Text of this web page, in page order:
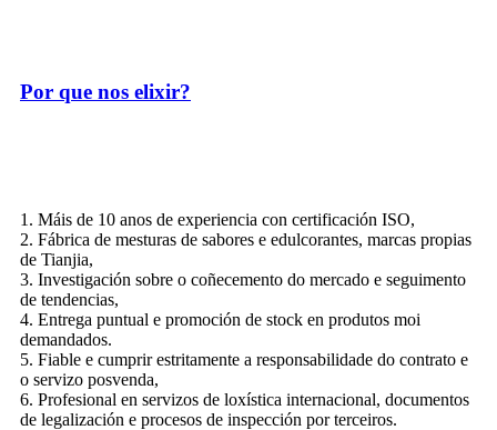
Por que nos elixir?
1. Máis de 10 anos de experiencia con certificación ISO,
2. Fábrica de mesturas de sabores e edulcorantes, marcas propias
de Tianjia,
3. Investigación sobre o coñecemento do mercado e seguimento
de tendencias,
4. Entrega puntual e promoción de stock en produtos moi
demandados.
5. Fiable e cumprir estritamente a responsabilidade do contrato e
o servizo posvenda,
6. Profesional en servizos de loxística internacional, documentos
de legalización e procesos de inspección por terceiros.